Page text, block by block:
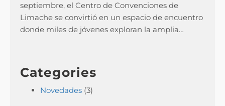
septiembre, el Centro de Convenciones de
Limache se convirtió en un espacio de encuentro
donde miles de jóvenes exploran la amplia…
Categories
Novedades (3)